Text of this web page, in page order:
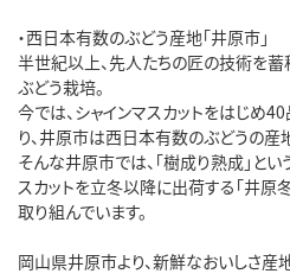
・西日本有数のぶどう産地「井原市」
半世紀以上、先人たちの匠の技術を蓄
ぶどう栽培。
今では、シャインマスカットをはじめ
り、井原市は西日本有数のぶどうの産
そんな井原市では、「樹成り熟成」と
スカットを立冬以降に出荷する「井原
取り組んでいます。
岡山県井原市より、新鮮なおいしさ産